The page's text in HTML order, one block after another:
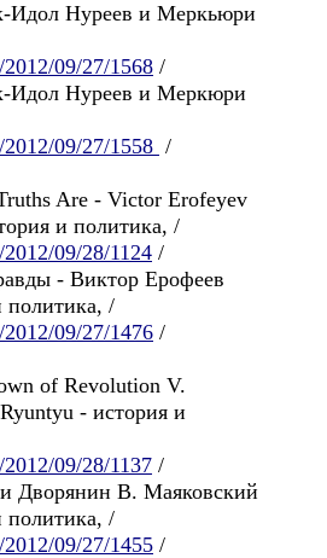
Идол Нуреев и Меркьюри
09/27/1568 /
Идол Нуреев и Меркюри
09/27/1558 /
Are - Victor Erofeyev
и политика, /
09/28/1124 /
- Виктор Ерофеев
политика, /
09/27/1476 /
of Revolution V.
- история и
09/28/1137 /
Дворянин В. Маяковский
политика, /
09/27/1455 /